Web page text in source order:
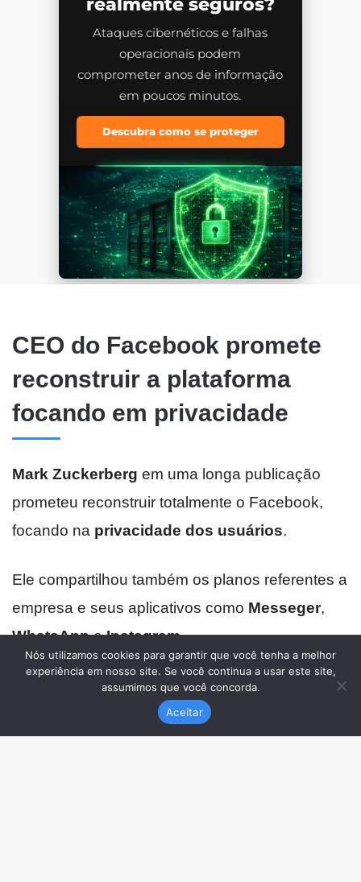
Nós utilizamos cookies para garantir que você tenha a melhor
experiência em nosso site. Se você continua a usar este site,
assumimos que você concorda.
Aceitar